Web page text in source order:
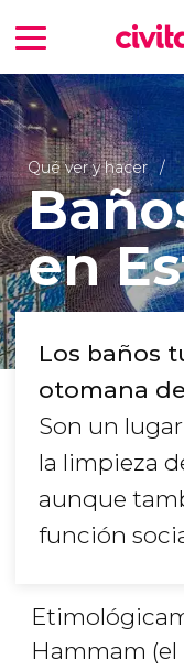
Qué ver y hacer
en
Los baños
otomana
Son un
la limpieza
aunque
función
Hammam (el